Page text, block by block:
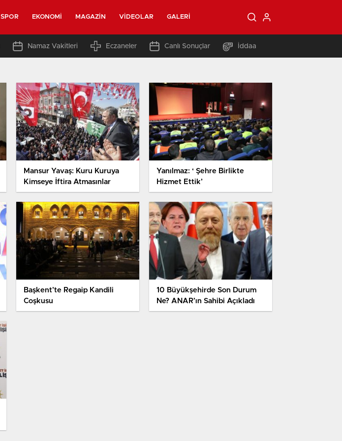
SPOR EKONOMI MAGAZIN VIDEOLAR GALERI
Namaz Vakitleri Eczaneler Canlı Sonuçlar İddaa
Mansur Yavaş: Kuru Kuruya
Kimseye İftira Atmasınlar
Yanılmaz: ‘ Şehre Birlikte
Hizmet Ettik’
Başkent’te Regaip Kandili
Coşkusu
10 Büyükşehirde Son Durum
Ne? ANAR’ın Sahibi Açıkladı